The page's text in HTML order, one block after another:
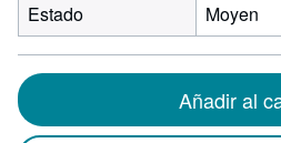
Estado
Moyen
Añadir al